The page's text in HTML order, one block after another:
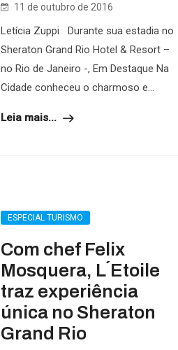
11 de outubro de 2016
Letícia Zuppi Durante sua estadia no
Sheraton Grand Rio Hotel & Resort –
no Rio de Janeiro -, Em Destaque Na
Cidade conheceu o charmoso e...
Leia mais...
ESPECIAL TURISMO
Com chef Felix
Mosquera, L´Etoile
traz experiência
única no Sheraton
Grand Rio